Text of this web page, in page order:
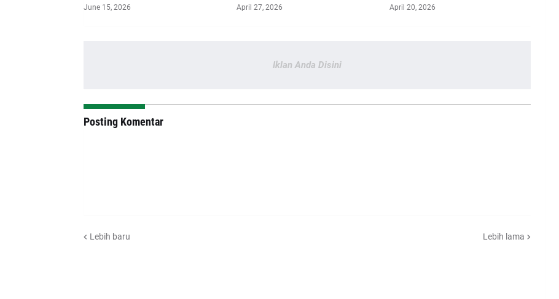
June 15, 2026 April 27, 2026 April 20, 2026
Iklan Anda Disini
Posting Komentar
Lebih baru Lebih lama